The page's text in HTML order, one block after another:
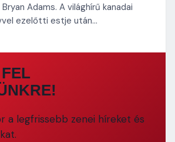
Adams. A világhírű kanadai
ezelőtti estje után…
a legfrissebb zenei híreket és